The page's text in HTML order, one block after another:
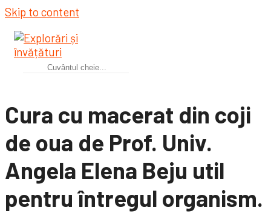
Skip to content
Cura cu macerat din coji
de oua de Prof. Univ.
Angela Elena Beju util
pentru întregul organism.